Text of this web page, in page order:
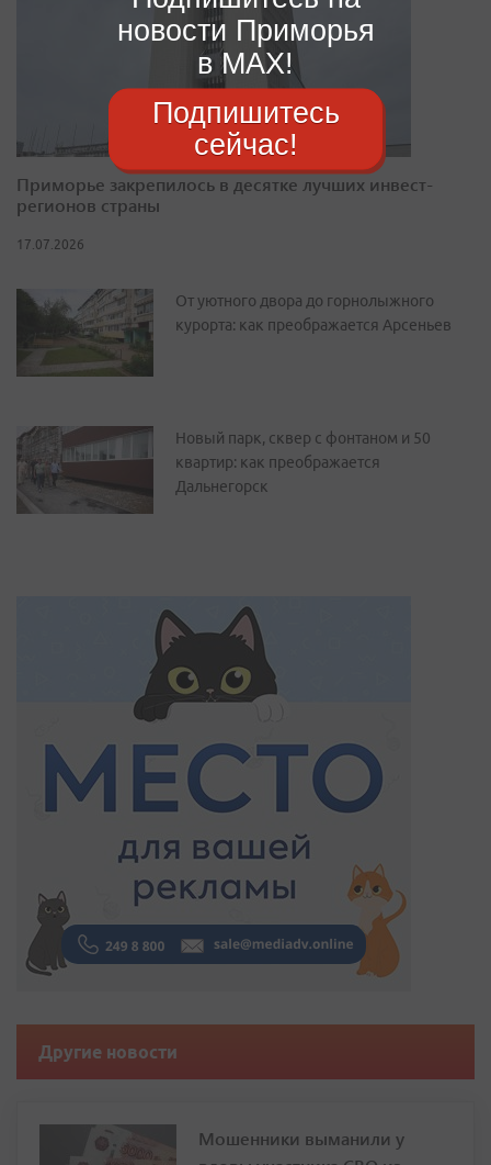
Приморье закрепилось в десятке лучших инвест-
регионов страны
17.07.2026
От уютного двора до горнолыжного
курорта: как преображается Арсеньев
Новый парк, сквер с фонтаном и 50
квартир: как преображается
Дальнегорск
Другие новости
Мошенники выманили у
новости Приморья
в MAX!
Подпишитесь
сейчас!